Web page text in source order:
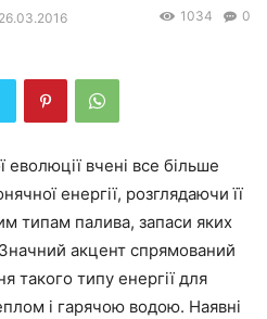
26.03.2016 0
1034
еволюції вчені все більше
енергії, розглядаючи її
типам палива, запаси яких
акцент спрямований
такого типу енергії для
і гарячою водою. Наявні